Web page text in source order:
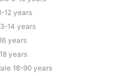
12 years
14 years
years
years
18-90 years